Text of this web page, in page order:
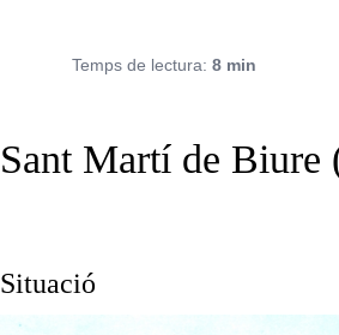
Temps de lectura: 8 min
Sant Martí de Biure
Situació